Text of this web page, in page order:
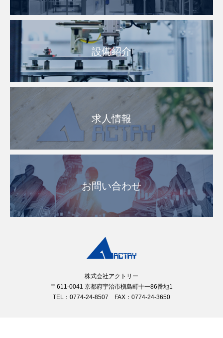
設備紹介
求人情報
お問い合わせ
株式会社アクトリー
〒611-0041 京都府宇治市槇島町十一86番地1
TEL：0774-24-8507 FAX：0774-24-3650